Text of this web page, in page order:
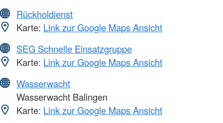
Rückholdienst
Karte: Link zur Google Maps Ansicht
SEG Schnelle Einsatzgruppe
Karte: Link zur Google Maps Ansicht
Wasserwacht
Wasserwacht Balingen
Karte: Link zur Google Maps Ansicht